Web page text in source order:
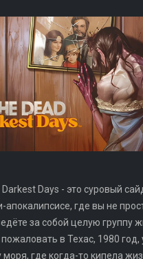
Days - это суровый
апокалипсисе, где вы не
за собой целую группу
в Техас, 1980
моря, где когда-то кипела